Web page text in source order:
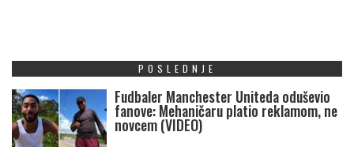
POSLEDNJE
Fudbaler Manchester Uniteda oduševio
fanove: Mehaničaru platio reklamom, ne
novcem (VIDEO)